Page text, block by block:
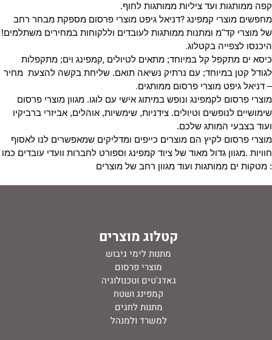
קפה ממותגות ועד ציליות ממותגות לחוף.
מחפשים מוצרי קמפינג ?דניאל גיפט מוצרי פרסום מספקת מבחר רחב
של מוצרי קד"מ ומתנות ממותגות לעובדים וללקוחות במחירים משתלמים!
היכנסו לצפייה בקטלוג.
כיסא ים מתקפל קל במיוחד; מתאים לטיולים ,קמפינג וים; מתקפלות
לגודל קטן במיוחד; עם נרתיק נשיאה תואם. שליחת בקשה להצעת מחיר
– דניאל גיפט מוצרי פרסום ממותגים.
מוצרי פרסום לקמפינג ונופש במיתוג אישי עם לוגו. מגוון מוצרי פרסום
שימושיים לנופשים וטיולים. צידניות, שימשיות, אוהלים, אביזרי ברביקיו
ועוד בצבעי המותג שלכם.
מוצרי פרסום לקיץ הם מוצרים כייפים ומדליקים שמאפשרים לנו לאסוף
חוויות .מגוון גדול מאוד של ציוד קמפינג וספורט לחברות וועדי עובדים כמו
: מטקות ים ממותגות ועוד מגוון רחב של מוצרים
קטלוג מוצרים
מתנות לימי גיבוש
מוצרי פרסום
גאדג'טים וטכנולוגיה
קמפינג ושטח
מתנות לחגים
למשרד ולמנהל